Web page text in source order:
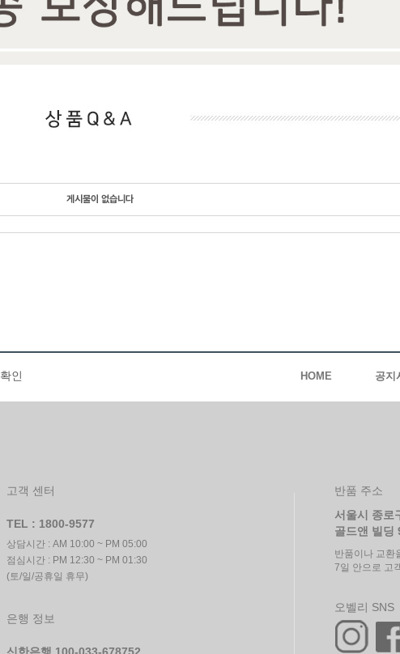
게시물이 없습니다
인 HOME 공지
고객 센터
TEL : 1800-9577
상담시간 : AM 10:00 ~ PM 05:00
점심시간 : PM 12:30 ~ PM 01:30
(토/일/공휴일 휴무)
은행 정보
반품 주소
서울시 종로
골드앤 빌딩
반품이나 교환
7일 안으로 고
오벨리 SNS